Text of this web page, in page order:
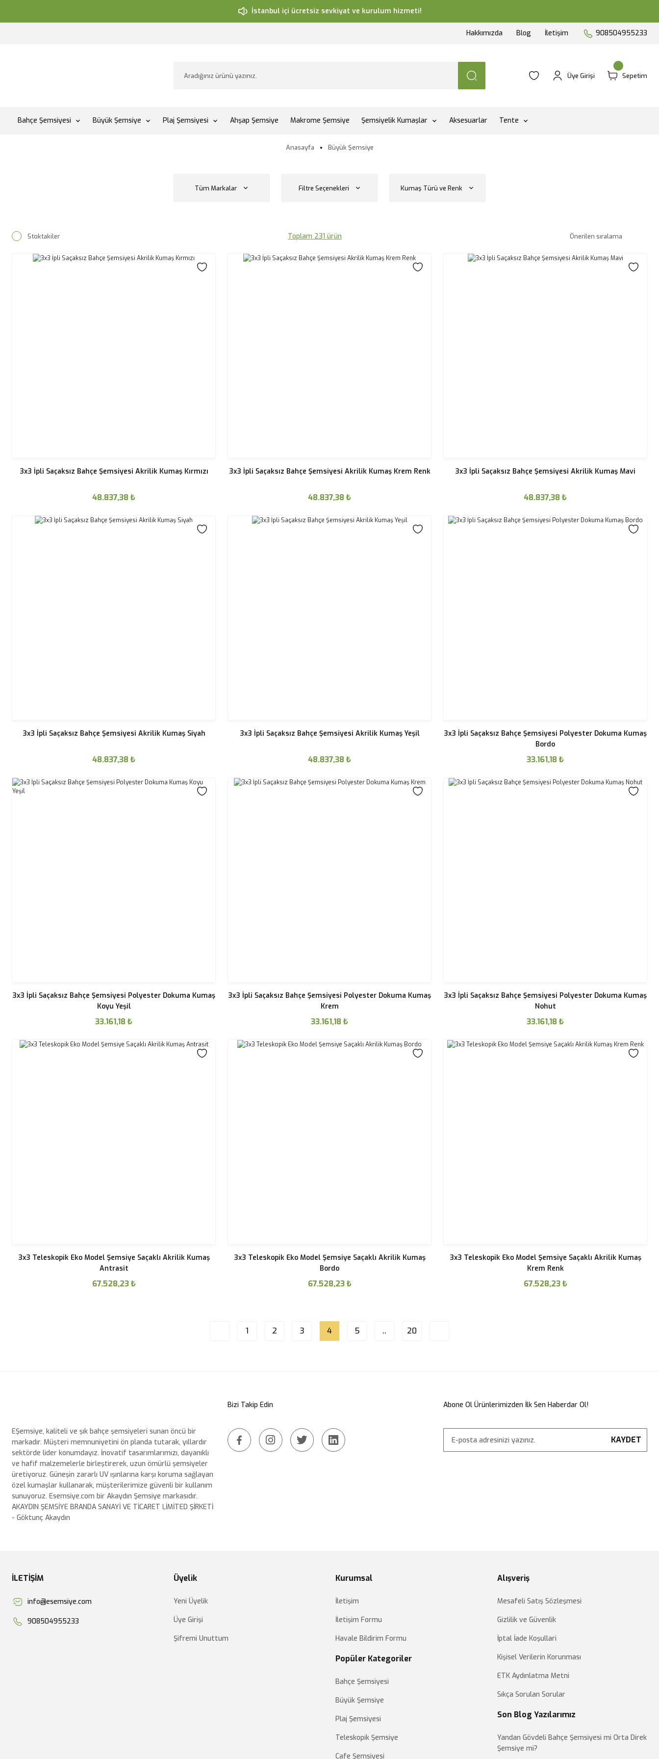
İstanbul içi ücretsiz sevkiyat ve kurulum hizmeti!
Hakkımızda Blog İletişim 908504955233
Üye Girişi Sepetim
Bahçe Şemsiyesi Büyük Şemsiye Plaj Şemsiyesi Ahşap Şemsiye Makrome Şemsiye Şemsiyelik Kumaşlar Aksesuarlar Tente
Anasayfa Büyük Şemsiye
Tüm Markalar Filtre Seçenekleri Kumaş Türü ve Renk
Stoktakiler Toplam 231 ürün
3x3 İpli Saçaksız Bahçe Şemsiyesi Akrilik Kumaş Kırmızı
48.837,38 ₺
3x3 İpli Saçaksız Bahçe Şemsiyesi Akrilik Kumaş Krem Renk
48.837,38 ₺
3x3 İpli Saçaksız Bahçe Şemsiyesi Akrilik Kumaş Mavi
48.837,38 ₺
3x3 İpli Saçaksız Bahçe Şemsiyesi Akrilik Kumaş Siyah
48.837,38 ₺
3x3 İpli Saçaksız Bahçe Şemsiyesi Akrilik Kumaş Yeşil
48.837,38 ₺
3x3 İpli Saçaksız Bahçe Şemsiyesi Polyester Dokuma Kumaş
Bordo
33.161,18 ₺
3x3 İpli Saçaksız Bahçe Şemsiyesi Polyester Dokuma Kumaş
Koyu Yeşil
33.161,18 ₺
3x3 İpli Saçaksız Bahçe Şemsiyesi Polyester Dokuma Kumaş
Krem
33.161,18 ₺
3x3 İpli Saçaksız Bahçe Şemsiyesi Polyester Dokuma Kumaş
Nohut
33.161,18 ₺
3x3 Teleskopik Eko Model Şemsiye Saçaklı Akrilik Kumaş
Antrasit
67.528,23₺
3x3 Teleskopik Eko Model Şemsiye Saçaklı Akrilik Kumaş
Bordo
67.528,23₺
3x3 Teleskopik Eko Model Şemsiye Saçaklı Akrilik Kumaş
Krem Renk
67.528,23₺
1 2 3 4 5 .. 20
EŞemsiye, kaliteli ve şık bahçe şemsiyeleri sunan öncü bir
markadır. Müşteri memnuniyetini ön planda tutarak, yıllardır
sektörde lider konumdayız. İnovatif tasarımlarımızı, dayanıklı
ve hafif malzemelerle birleştirerek, uzun ömürlü şemsiyeler
üretiyoruz. Güneşin zararlı UV ışınlarına karşı koruma sağlayan
özel kumaşlar kullanarak, müşterilerimize güvenli bir kullanım
sunuyoruz. Esemsiye.com bir Akaydın Şemsiye markasıdır.
AKAYDIN ŞEMSİYE BRANDA SANAYİ VE TİCARET LİMİTED ŞİRKETİ
- Göktunç Akaydın
Bizi Takip Edin Abone Ol Ürünlerimizden İlk Sen Haberdar Ol!
KAYDET
İLETİŞİM
info@esemsiye.com
908504955233
Üyelik
Yeni Üyelik
Üye Girişi
Şifremi Unuttum
Kurumsal
İletişim
İletişim Formu
Havale Bildirim Formu
Popüler Kategoriler
Bahçe Şemsiyesi
Büyük Şemsiye
Plaj Şemsiyesi
Teleskopik Şemsiye
Cafe Şemsiyesi
Alışveriş
Mesafeli Satış Sözleşmesi
Gizlilik ve Güvenlik
İptal İade Koşullari
Kişisel Verilerin Korunması
ETK Aydınlatma Metni
Sıkça Sorulan Sorular
Son Blog Yazılarımız
Yandan Gövdeli Bahçe Şemsiyesi mi Orta Direk
Şemsiye mi?